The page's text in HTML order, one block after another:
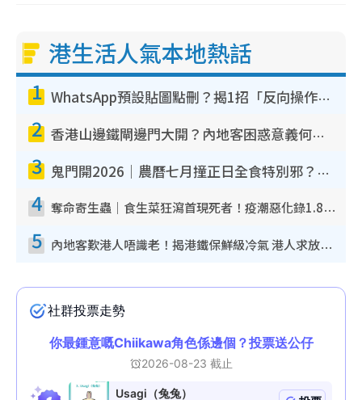
港生活人氣本地熱話
1 WhatsApp預設貼圖點刪？揭1招「反向操作」還原簡潔介面 附3步實測教學
2 香港山邊鐵閘邊門大開？內地客困惑意義何在！網民神回覆：呢種叫法理性防禦
3 鬼門開2026｜農曆七月撞正日全食特別邪？專家警告切忌做一事！揭4大禁忌+2招保平安
4 奪命寄生蟲｜食生菜狂瀉首現死者！疫潮惡化錄1.8萬宗病例 揭洗菜3大謬誤
5 內地客歎港人唔識老！揭港鐵保鮮級冷氣 港人求放過：咪投訴